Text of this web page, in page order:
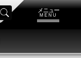
メニュー
MENU